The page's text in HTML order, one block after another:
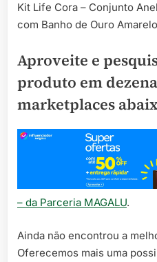
Kit Life Cora – Conjunto
com Banho de Ouro
Aproveite e
produto em
marketplaces
– da Parceria MAGALU.
Ainda não encontrou a
Oferecemos mais uma